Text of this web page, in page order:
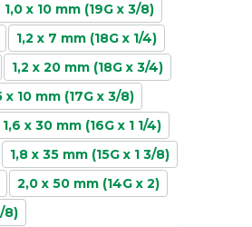
1,0 x 10 mm (19G x 3/8)
1,2 x 7 mm (18G x 1/4)
1,2 x 20 mm (18G x 3/4)
x 10 mm (17G x 3/8)
1,6 x 30 mm (16G x 1 1/4)
1,8 x 35 mm (15G x 1 3/8)
2,0 x 50 mm (14G x 2)
8)